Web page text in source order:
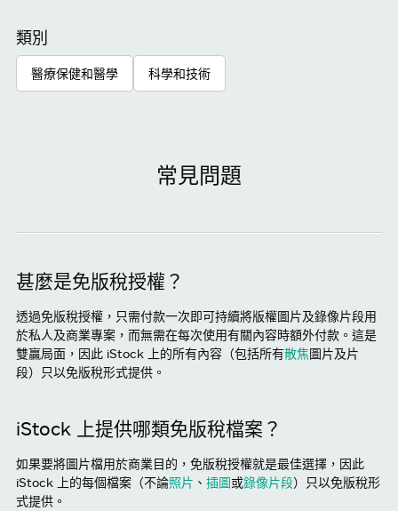
類別
醫療保健和醫學 科學和技術
常見問題
甚麼是免版稅授權？
透過免版稅授權，只需付款一次即可持續將版權圖片及錄像片段用
於私人及商業專案，而無需在每次使用有關內容時額外付款。這是
雙贏局面，因此 iStock 上的所有內容（包括所有散焦圖片及片
段）只以免版稅形式提供。
iStock 上提供哪類免版稅檔案？
如果要將圖片檔用於商業目的，免版稅授權就是最佳選擇，因此
iStock 上的每個檔案（不論照片 、 插圖或錄像片段）只以免版稅形
式提供。